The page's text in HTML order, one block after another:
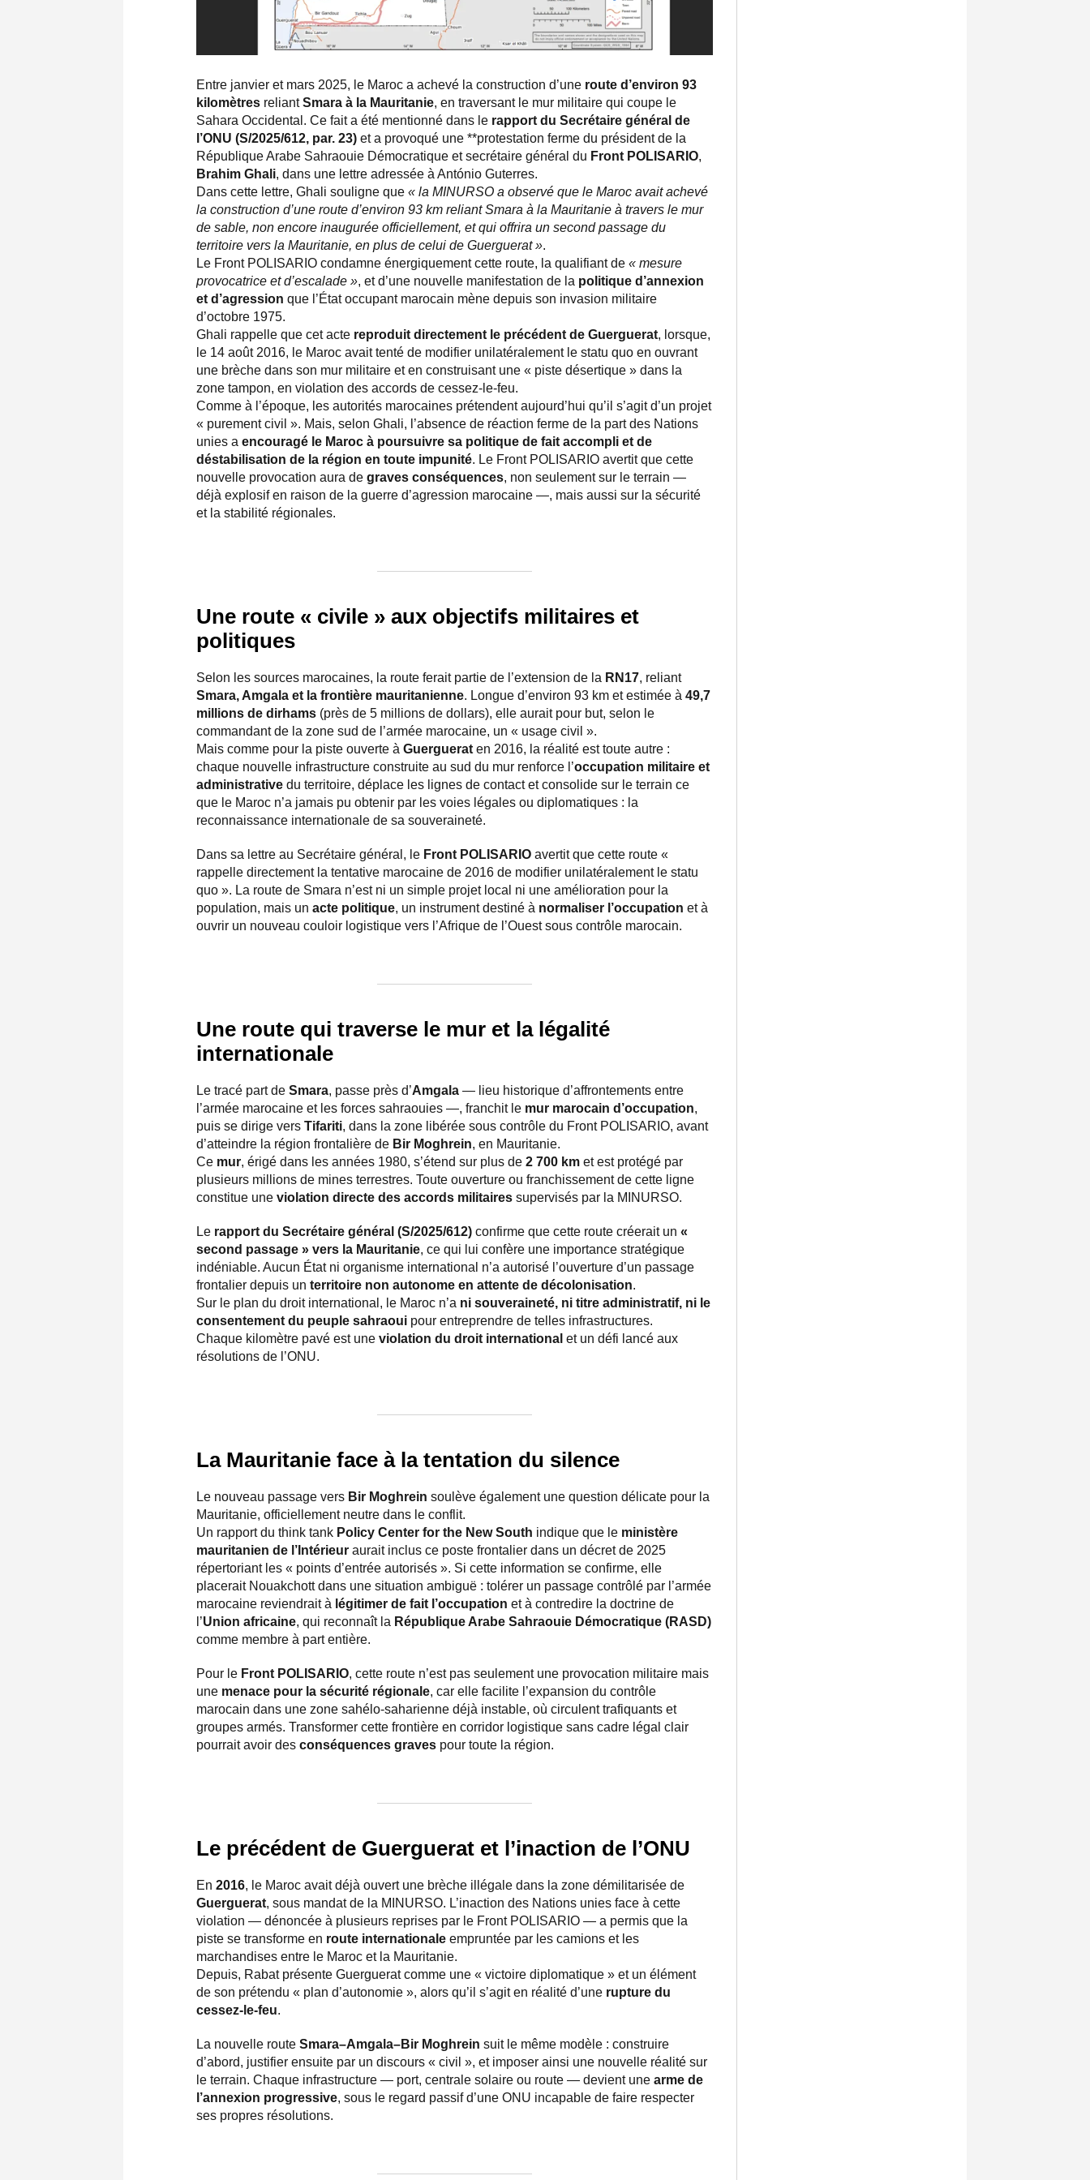
Entre janvier et mars 2025, le Maroc a achevé la construction d’une route d’environ 93
kilomètres reliantSmara à la Mauritanie, en traversant le mur militaire qui coupe le
Sahara Occidental. Ce fait a été mentionné dans le rapport du Secrétaire général de
l’ONU (S/2025/612, par. 23) et a provoqué une **protestation ferme du président de la
République Arabe Sahraouie Démocratique et secrétaire général du Front POLISARIO,
Brahim Ghali, dans une lettre adressée à António Guterres.
Dans cette lettre, Ghali souligne que « la MINURSO a observé que le Maroc avait achevé
la construction d’une route d’environ 93 km reliant Smara à la Mauritanie à travers le mur
de sable, non encore inaugurée officiellement, et qui offrira un second passage du
territoire vers la Mauritanie, en plus de celui de Guerguerat ».
Le Front POLISARIO condamne énergiquement cette route, la qualifiant de « mesure
provocatrice et d’escalade », et d’une nouvelle manifestation de la politique d’annexion
et d’agression que l’État occupant marocain mène depuis son invasion militaire
d’octobre 1975.
Ghali rappelle que cet acte reproduit directement le précédent de Guerguerat, lorsque,
le 14 août 2016, le Maroc avait tenté de modifier unilatéralement le statu quo en ouvrant
une brèche dans son mur militaire et en construisant une « piste désertique » dans la
zone tampon, en violation des accords de cessez-le-feu.
Comme à l’époque, les autorités marocaines prétendent aujourd’hui qu’il s’agit d’un projet
« purement civil ». Mais, selon Ghali, l’absence de réaction ferme de la part des Nations
unies a encouragé le Maroc à poursuivre sa politique de fait accompli et de
déstabilisation de la région en toute impunité. Le Front POLISARIO avertit que cette
nouvelle provocation aura de graves conséquences, non seulement sur le terrain —
déjà explosif en raison de la guerre d’agression marocaine —, mais aussi sur la sécurité
et la stabilité régionales.
Une route « civile » aux objectifs militaires et
politiques
Selon les sources marocaines, la route ferait partie de l’extension de la RN17, reliant
Smara, Amgala et la frontière mauritanienne. Longue d’environ 93 km et estimée à 49,7
millions de dirhams (près de 5 millions de dollars), elle aurait pour but, selon le
commandant de la zone sud de l’armée marocaine, un « usage civil ».
Mais comme pour la piste ouverte à Guerguerat en 2016, la réalité est toute autre :
chaque nouvelle infrastructure construite au sud du mur renforce l’occupation militaire et
administrative du territoire, déplace les lignes de contact et consolide sur le terrain ce
que le Maroc n’a jamais pu obtenir par les voies légales ou diplomatiques : la
reconnaissance internationale de sa souveraineté.
Dans sa lettre au Secrétaire général, le Front POLISARIO avertit que cette route «
rappelle directement la tentative marocaine de 2016 de modifier unilatéralement le statu
quo ». La route de Smara n’est ni un simple projet local ni une amélioration pour la
population, mais un acte politique, un instrument destiné à normaliser l’occupation et à
ouvrir un nouveau couloir logistique vers l’Afrique de l’Ouest sous contrôle marocain.
Une route qui traverse le mur et la légalité
internationale
Le tracé part de Smara, passe près d’Amgala — lieu historique d’affrontements entre
l’armée marocaine et les forces sahraouies —, franchit le mur marocain d’occupation,
puis se dirige vers Tifariti, dans la zone libérée sous contrôle du Front POLISARIO, avant
d’atteindre la région frontalière de Bir Moghrein, en Mauritanie.
Ce mur, érigé dans les années 1980, s’étend sur plus de 2 700 km et est protégé par
plusieurs millions de mines terrestres. Toute ouverture ou franchissement de cette ligne
constitue une violation directe des accords militaires supervisés par la MINURSO.
Le rapport du Secrétaire général (S/2025/612) confirme que cette route créerait un «
second passage » vers la Mauritanie, ce qui lui confère une importance stratégique
indéniable. Aucun État ni organisme international n’a autorisé l’ouverture d’un passage
frontalier depuis un territoire non autonome en attente de décolonisation.
Sur le plan du droit international, le Maroc n’a ni souveraineté, ni titre administratif, ni le
consentement du peuple sahraoui pour entreprendre de telles infrastructures.
Chaque kilomètre pavé est une violation du droit international et un défi lancé aux
résolutions de l’ONU.
La Mauritanie face à la tentation du silence
Le nouveau passage vers Bir Moghrein soulève également une question délicate pour la
Mauritanie, officiellement neutre dans le conflit.
Un rapport du think tank Policy Center for the New South indique que le ministère
mauritanien de l’Intérieur aurait inclus ce poste frontalier dans un décret de 2025
répertoriant les « points d’entrée autorisés ». Si cette information se confirme, elle
placerait Nouakchott dans une situation ambiguë : tolérer un passage contrôlé par l’armée
marocaine reviendrait à légitimer de fait l’occupation et à contredire la doctrine de
l’Union africaine, qui reconnaît la République Arabe Sahraouie Démocratique (RASD)
comme membre à part entière.
Pour le Front POLISARIO, cette route n’est pas seulement une provocation militaire mais
une menace pour la sécurité régionale, car elle facilite l’expansion du contrôle
marocain dans une zone sahélo-saharienne déjà instable, où circulent trafiquants et
groupes armés. Transformer cette frontière en corridor logistique sans cadre légal clair
pourrait avoir des conséquences graves pour toute la région.
Le précédent de Guerguerat et l’inaction de l’ONU
En 2016, le Maroc avait déjà ouvert une brèche illégale dans la zone démilitarisée de
Guerguerat, sous mandat de la MINURSO. L’inaction des Nations unies face à cette
violation — dénoncée à plusieurs reprises par le Front POLISARIO — a permis que la
piste se transforme en route internationale empruntée par les camions et les
marchandises entre le Maroc et la Mauritanie.
Depuis, Rabat présente Guerguerat comme une « victoire diplomatique » et un élément
de son prétendu « plan d’autonomie », alors qu’il s’agit en réalité d’une rupture du
cessez-le-feu.
La nouvelle route Smara–Amgala–Bir Moghrein suit le même modèle : construire
d’abord, justifier ensuite par un discours « civil », et imposer ainsi une nouvelle réalité sur
le terrain. Chaque infrastructure — port, centrale solaire ou route — devient une arme de
l’annexion progressive, sous le regard passif d’une ONU incapable de faire respecter
ses propres résolutions.